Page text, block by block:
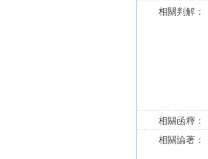
相關判解：
相關函釋：
相關論著：